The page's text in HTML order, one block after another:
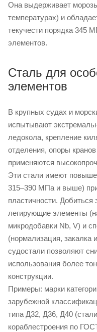
Она выдерживает
температурах) и
текучести порядка 345
элементов.
Сталь для
элементов
В крупных судах и
испытывают
ледокола, крепление
отделения, опоры
применяются
Эти стали имеют
315–390 МПа и выше)
пластичности. Добиться
легирующие элементы
микродобавки Nb, V) и
(нормализация, закалка
судостали позволяют
использования более
конструкции.
Примеры: марки
зарубежной
типа Д32, Д36, Д40
кораблестроения по